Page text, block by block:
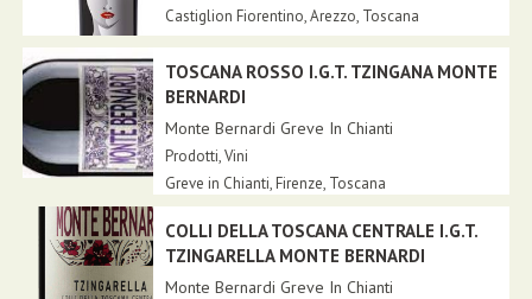
Castiglion Fiorentino,Arezzo, Toscana
TOSCANA ROSSO I.G.T. TZINGANA MONTE
BERNARDI
Monte Bernardi Greve In Chianti
Prodotti,Vini
Greve in Chianti,Firenze, Toscana
COLLI DELLA TOSCANA CENTRALE I.G.T.
TZINGARELLA MONTE BERNARDI
Monte Bernardi Greve In Chianti